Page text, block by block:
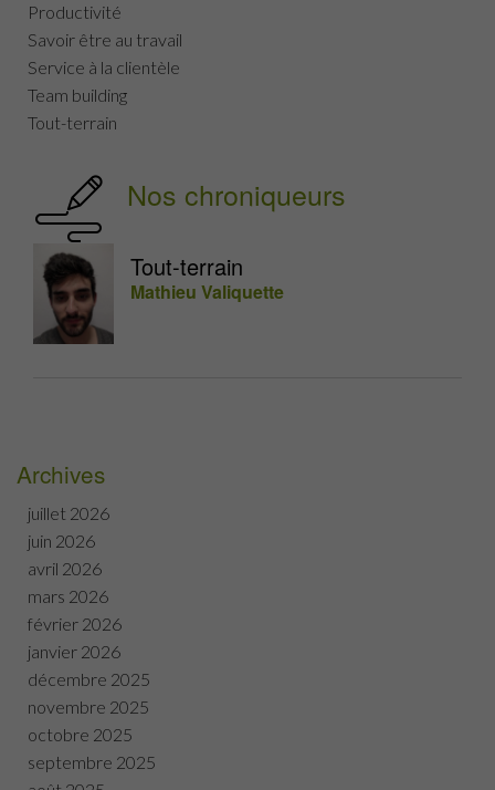
Productivité
Savoir être au travail
Service à la clientèle
Team building
Tout-terrain
Nos chroniqueurs
Tout-terrain
Mathieu Valiquette
Archives
juillet 2026
juin 2026
avril 2026
mars 2026
février 2026
janvier 2026
décembre 2025
novembre 2025
octobre 2025
septembre 2025